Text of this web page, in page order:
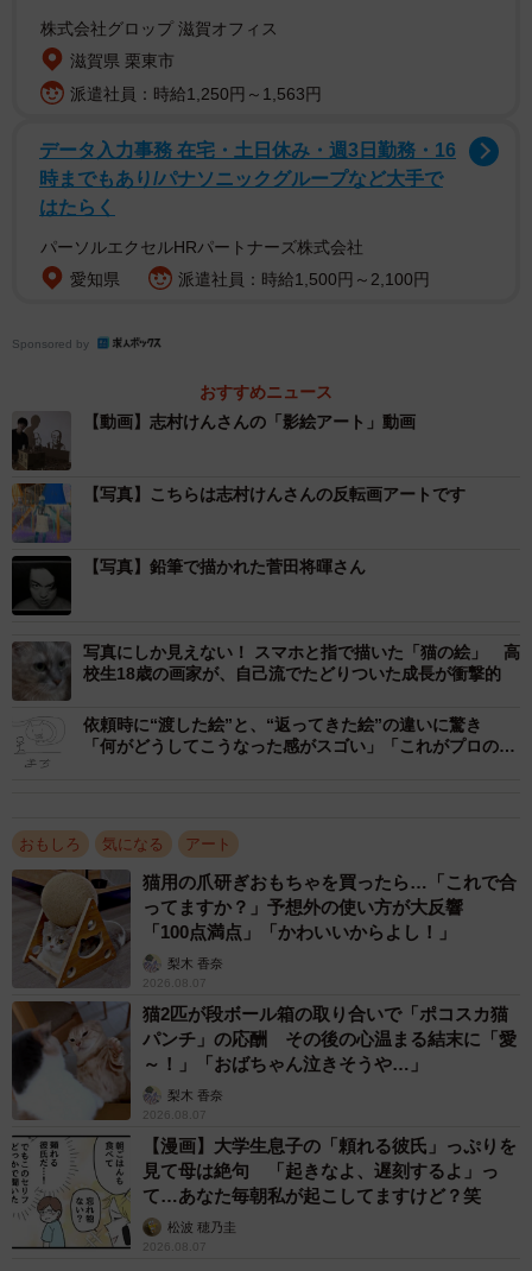
株式会社グロップ 滋賀オフィス
滋賀県 栗東市
派遣社員：時給1,250円～1,563円
データ入力事務 在宅・土日休み・週3日勤務・16
時までもあり/パナソニックグループなど大手で
はたらく
パーソルエクセルHRパートナーズ株式会社
愛知県
派遣社員：時給1,500円～2,100円
Sponsored by
おすすめニュース
【動画】志村けんさんの「影絵アート」動画
【写真】こちらは志村けんさんの反転画アートです
【写真】鉛筆で描かれた菅田将暉さん
写真にしか見えない！ スマホと指で描いた「猫の絵」 高
校生18歳の画家が、自己流でたどりついた成長が衝撃的
依頼時に“渡した絵”と、“返ってきた絵”の違いに驚き
「何がどうしてこうなった感がスゴい」「これがプロの技
おもしろ 気になる アート
猫用の爪研ぎおもちゃを買ったら…「これで合
ってますか？」予想外の使い方が大反響
「100点満点」「かわいいからよし！」
梨木 香奈
2026.08.07
猫2匹が段ボール箱の取り合いで「ポコスカ猫
パンチ」の応酬 その後の心温まる結末に「愛
～！」「おばちゃん泣きそうや…」
梨木 香奈
2026.08.07
【漫画】大学生息子の「頼れる彼氏」っぷりを
見て母は絶句 「起きなよ、遅刻するよ」っ
て…あなた毎朝私が起こしてますけど？笑
松波 穂乃圭
2026.08.07